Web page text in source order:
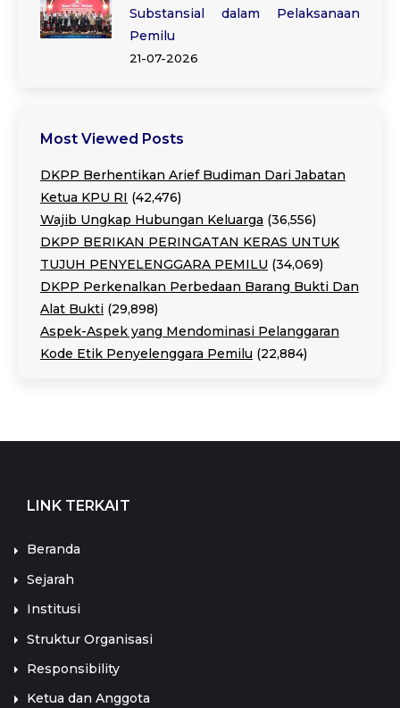
Substansial dalam Pelaksanaan
Pemilu
21-07-2026
Most Viewed Posts
DKPP Berhentikan Arief Budiman Dari Jabatan
Ketua KPU RI (42,476)
Wajib Ungkap Hubungan Keluarga (36,556)
DKPP BERIKAN PERINGATAN KERAS UNTUK
TUJUH PENYELENGGARA PEMILU (34,069)
DKPP Perkenalkan Perbedaan Barang Bukti Dan
Alat Bukti (29,898)
Aspek-Aspek yang Mendominasi Pelanggaran
Kode Etik Penyelenggara Pemilu (22,884)
LINK TERKAIT
Beranda
Sejarah
Institusi
Struktur Organisasi
Responsibility
Ketua dan Anggota